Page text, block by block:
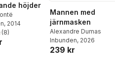
höjder
, 2014
stjärnor. Totalt antal röster:
(8)
Mannen med
järnmasken
Alexandre Dumas
Inbunden, 2026
239 kr